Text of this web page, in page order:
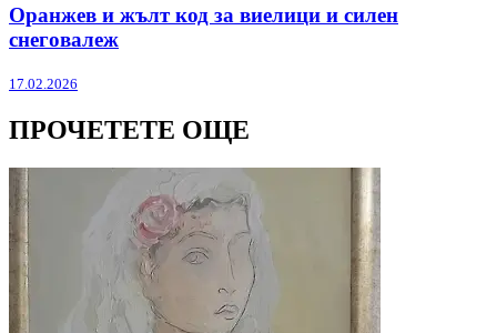
Оранжев и жълт код за виелици и силен
снеговалеж
17.02.2026
ПРОЧЕТЕТЕ ОЩЕ